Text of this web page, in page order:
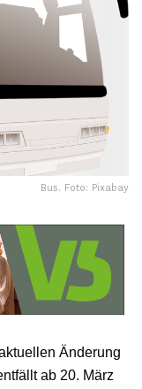
Bus. Foto: Pixabay
Änderung
ab 20. März